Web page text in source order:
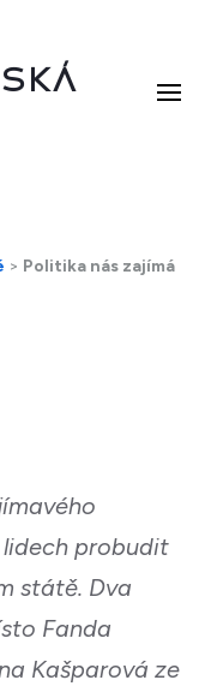
> Politika nás zajímá
probudit
státě. Dva
Fanda
Kašparová ze